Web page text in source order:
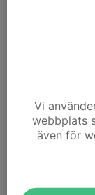
Nu är det snart
Ölmstad IS!
Söndagen den 7
Anmälan sker
https://
Det kommer att
Vi
webbplats
även för